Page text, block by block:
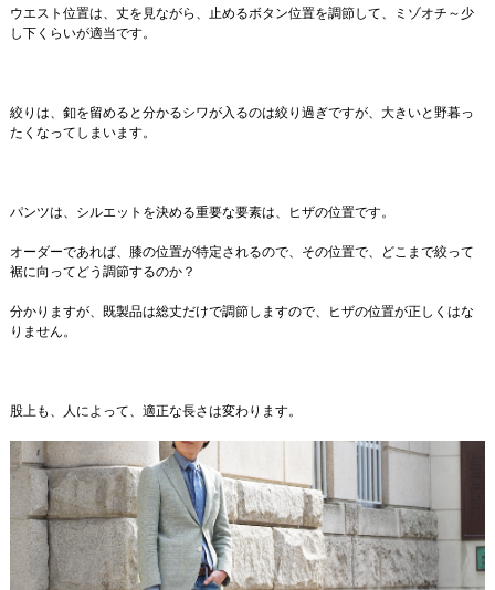
ウエスト位置は、丈を見ながら、止めるボタン位置を調節して、ミゾオチ～少
し下くらいが適当です。
絞りは、釦を留めると分かるシワが入るのは絞り過ぎですが、大きいと野暮っ
たくなってしまいます。
パンツは、シルエットを決める重要な要素は、ヒザの位置です。
オーダーであれば、膝の位置が特定されるので、その位置で、どこまで絞って
裾に向ってどう調節するのか？
分かりますが、既製品は総丈だけで調節しますので、ヒザの位置が正しくはな
りません。
股上も、人によって、適正な長さは変わります。